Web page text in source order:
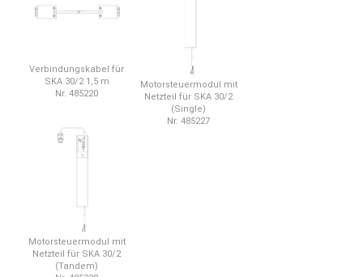
Verbindungskabel für
SKA 30/2 1,5 m
Nr. 485220
Motorsteuermodul mit
Netzteil für SKA 30/2
(Single)
Nr. 485227
Motorsteuermodul mit
Netzteil für SKA 30/2
(Tandem)